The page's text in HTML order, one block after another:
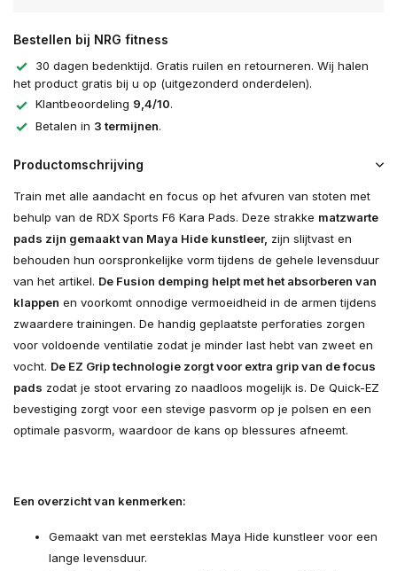
Bestellen bij NRG fitness
30 dagen bedenktijd. Gratis ruilen en retourneren. Wij halen
het product gratis bij u op (uitgezonderd onderdelen).
Klantbeoordeling 9,4/10.
Betalen in 3 termijnen.
Productomschrijving
Train met alle aandacht en focus op het afvuren van stoten met
behulp van de RDX Sports F6 Kara Pads. Deze strakke matzwarte
pads zijn gemaakt van Maya Hide kunstleer, zijn slijtvast en
behouden hun oorspronkelijke vorm tijdens de gehele levensduur
van het artikel. De Fusion demping helpt met het absorberen van
klappen en voorkomt onnodige vermoeidheid in de armen tijdens
zwaardere trainingen. De handig geplaatste perforaties zorgen
voor voldoende ventilatie zodat je minder last hebt van zweet en
vocht. De EZ Grip technologie zorgt voor extra grip van de focus
pads zodat je stoot ervaring zo naadloos mogelijk is. De Quick-EZ
bevestiging zorgt voor een stevige pasvorm op je polsen en een
optimale pasvorm, waardoor de kans op blessures afneemt.
Een overzicht van kenmerken:
Gemaakt van met eersteklas Maya Hide kunstleer voor een
lange levensduur.